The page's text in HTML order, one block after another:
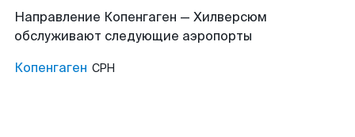
Направление Копенгаген — Хилверсюм
обслуживают следующие аэропорты
Копенгаген CPH